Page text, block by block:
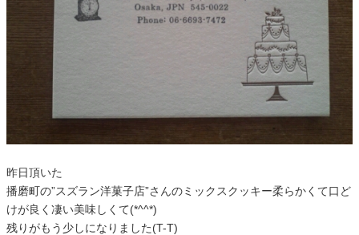
昨日頂いた
播磨町の”スズラン洋菓子店”さんのミックスクッキー柔らかくて口ど
けが良く凄い美味しくて(*^^*)
残りがもう少しになりました(T-T)